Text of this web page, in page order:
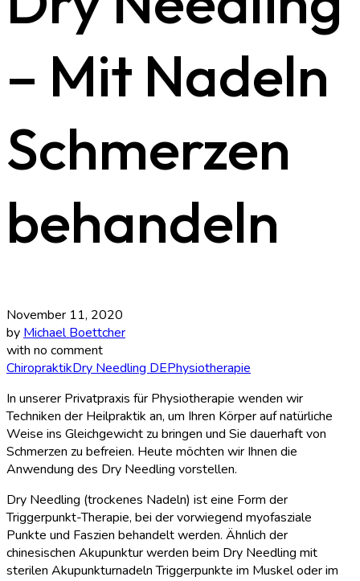
– Mit Nadeln
Schmerzen
behandeln
November 11, 2020
by Michael Boettcher
with no comment
ChiropraktikDry Needling DEPhysiotherapie
In unserer Privatpraxis für Physiotherapie wenden wir
Techniken der Heilpraktik an, um Ihren Körper auf natürliche
Weise ins Gleichgewicht zu bringen und Sie dauerhaft von
Schmerzen zu befreien. Heute möchten wir Ihnen die
Anwendung des Dry Needling vorstellen.
Dry Needling (trockenes Nadeln) ist eine Form der
Triggerpunkt-Therapie, bei der vorwiegend myofasziale
Punkte und Faszien behandelt werden. Ähnlich der
chinesischen Akupunktur werden beim Dry Needling mit
sterilen Akupunkturnadeln Triggerpunkte im Muskel oder im